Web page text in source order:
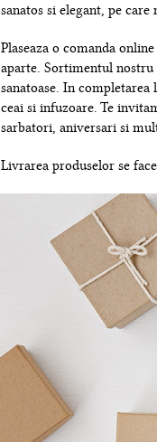
sanatos si elegant, pe
Plaseaza o comanda
aparte. Sortimentul nostru
sanatoase. In
ceai si infuzoare. Te
sarbatori, aniversari si
Livrarea produselor se